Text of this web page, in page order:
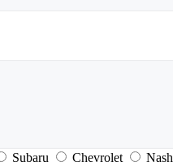
Subaru Chevrolet Nash